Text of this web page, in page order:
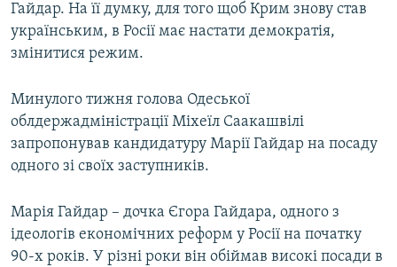
Гайдар. На її думку, для того щоб Крим знову став
українським, в Росії має настати демократія,
змінитися режим.
Минулого тижня голова Одеської
облдержадміністрації Міхеїл Саакашвілі
запропонував кандидатуру Марії Гайдар на посаду
одного зі своїх заступників.
Марія Гайдар – дочка Єгора Гайдара, одного з
ідеологів економічних реформ у Росії на початку
90-х років. У різні роки він обіймав високі посади в